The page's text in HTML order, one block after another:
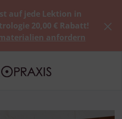
auf jede Lektion in
20,00 € Rabatt!
anfordern